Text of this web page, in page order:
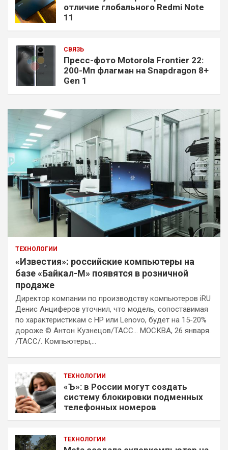
отличие глобального Redmi Note
11
СВЯЗЬ
Пресс-фото Motorola Frontier 22:
200-Мп флагман на Snapdragon 8+
Gen 1
ТЕХНОЛОГИИ
«Известия»: российские компьютеры на
базе «Байкал-М» появятся в розничной
продаже
Директор компании по производству компьютеров iRU
Денис Анциферов уточнил, что модель, сопоставимая
по характеристикам с HP или Lenovo, будет на 15-20%
дороже © Антон Кузнецов/ТАСС… МОСКВА, 26 января.
/ТАСС/. Компьютеры,…
ТЕХНОЛОГИИ
«Ъ»: в России могут создать
систему блокировки подменных
телефонных номеров
ТЕХНОЛОГИИ